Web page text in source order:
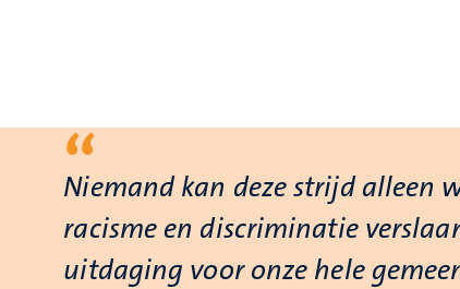
“
Niemand kan deze strijd alleen
racisme en discriminatie
uitdaging voor onze hele